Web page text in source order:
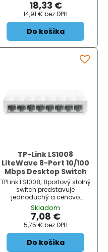
siete. Switch sa navyše môže
pochváliť podporou AUTO-
MDI/MDIX a funkciou riadenia
toku dát
18,33 €
14,91 € bez DPH
Do košíka
TP-Link LS1008
LiteWave 8-Port 10/100
Mbps Desktop Switch
TPLink LS1008; 8portový stolný
switch predstavuje
jednoduchý a cenovo
dostupný spôsob rozšírenia
vašej káblovej siete. Switch
sa navyše môže pochváliť
podporou AUTO-MDI/MDIX a
funkciou riadenia toku dát (
flow control ).
Skladom
7,08 €
5,75 € bez DPH
Do košíka